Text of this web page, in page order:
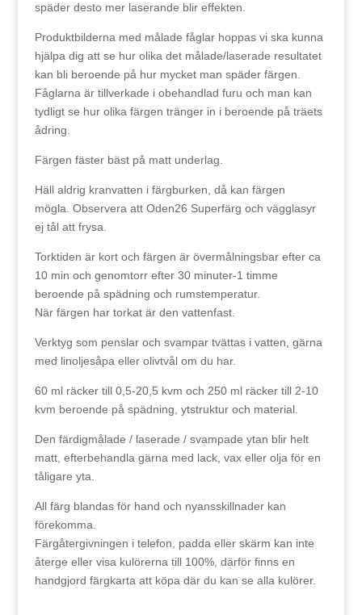
späder desto mer laserande blir effekten.
Produktbilderna med målade fåglar hoppas vi ska kunna
hjälpa dig att se hur olika det målade/laserade resultatet
kan bli beroende på hur mycket man späder färgen.
Fåglarna är tillverkade i obehandlad furu och man kan
tydligt se hur olika färgen tränger in i beroende på träets
ådring.
Färgen fäster bäst på matt underlag.
Häll aldrig kranvatten i färgburken, då kan färgen
mögla. Observera att Oden26 Superfärg och vägglasyr
ej tål att frysa.
Torktiden är kort och färgen är övermålningsbar efter ca
10 min och genomtorr efter 30 minuter-1 timme
beroende på spädning och rumstemperatur.
När färgen har torkat är den vattenfast.
Verktyg som penslar och svampar tvättas i vatten, gärna
med linoljesåpa eller olivtvål om du har.
60 ml räcker till 0,5-20,5 kvm och 250 ml räcker till 2-10
kvm beroende på spädning, ytstruktur och material.
Den färdigmålade / laserade / svampade ytan blir helt
matt, efterbehandla gärna med lack, vax eller olja för en
tåligare yta.
All färg blandas för hand och nyansskillnader kan
förekomma.
Färgåtergivningen i telefon, padda eller skärm kan inte
återge eller visa kulörerna till 100%, därför finns en
handgjord färgkarta att köpa där du kan se alla kulörer.